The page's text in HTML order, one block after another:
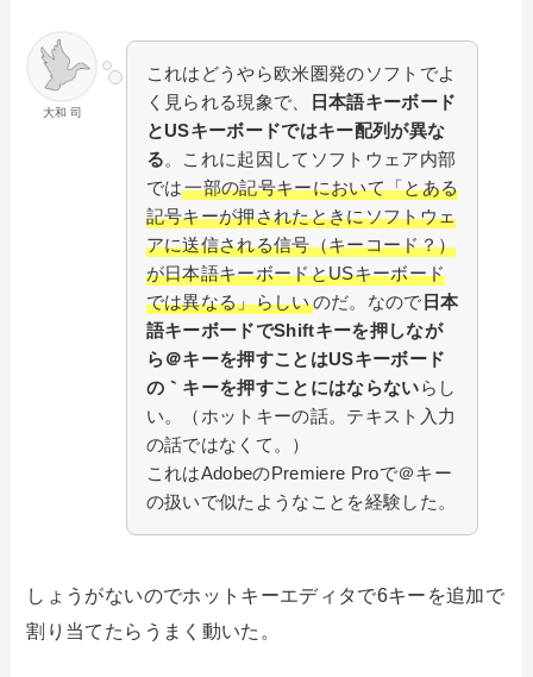
大和 司
これはどうやら欧米圏発のソフトでよ
く見られる現象で、
日本語キーボード
とUSキーボードではキー配列が異な
る。これに起因してソフトウェア内部
では一部の記号キーにおいて「とある
記号キーが押されたときにソフトウェ
アに送信される信号（キーコード？）
が日本語キーボードとUSキーボード
では異なる」らしいのだ。なので 日本
語キーボードでShiftキーを押しなが
ら＠キーを押すことはUSキーボード
の｀キーを押すことにはならないらし
い。（ホットキーの話。テキスト入力
の話ではなくて。）
これはAdobeのPremiere Proで＠キー
の扱いで似たようなことを経験した。
しょうがないのでホットキーエディタで6キーを追加で
割り当てたらうまく動いた。